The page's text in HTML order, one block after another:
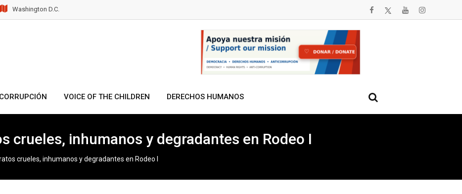
Washington D.C.
VOICE OF THE CHILDREN DERECHOS HUMANOS
crueles, inhumanos y degradantes en Rodeo I
crueles, inhumanos y degradantes en Rodeo I